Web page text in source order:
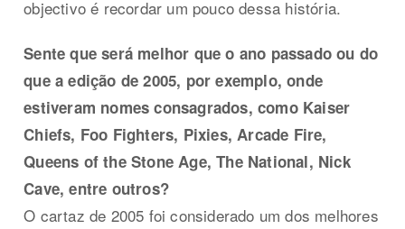
objectivo é recordar um pouco dessa história.
Sente que será melhor que o ano passado ou do
que a edição de 2005, por exemplo, onde
estiveram nomes consagrados, como Kaiser
Chiefs, Foo Fighters, Pixies, Arcade Fire,
Queens of the Stone Age, The National, Nick
Cave, entre outros?
O cartaz de 2005 foi considerado um dos melhores